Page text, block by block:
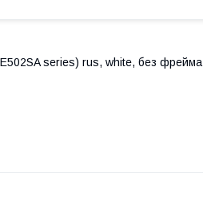
series) rus, white, без фрейма